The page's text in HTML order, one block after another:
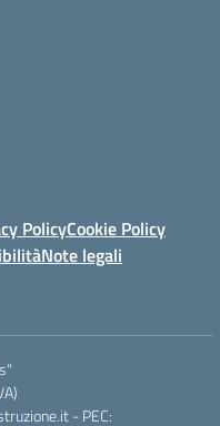
PolicyCookie Policy
Note legali
- PEC: